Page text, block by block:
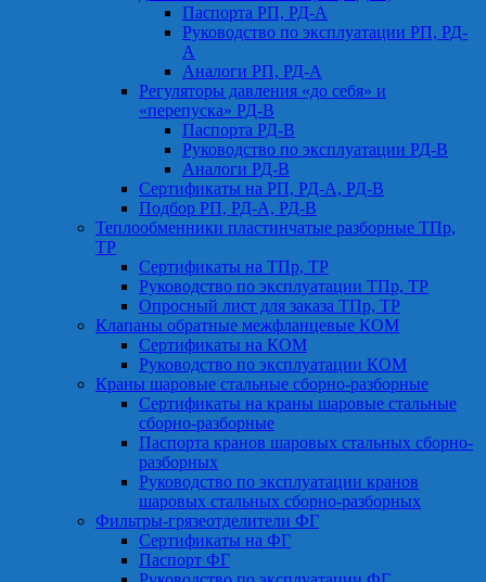
Паспорта РП, РД-А
Руководство по эксплуатации РП, РД-
А
Аналоги РП, РД-А
Регуляторы давления «до себя» и
«перепуска» РД-В
Паспорта РД-В
Руководство по эксплуатации РД-В
Аналоги РД-В
Сертификаты на РП, РД-А, РД-В
Подбор РП, РД-А, РД-В
Теплообменники пластинчатые разборные ТПр,
ТР
Сертификаты на ТПр, ТР
Руководство по эксплуатации ТПр, ТР
Опросный лист для заказа ТПр, ТР
Клапаны обратные межфланцевые КОМ
Сертификаты на КОМ
Руководство по эксплуатации КОМ
Краны шаровые стальные сборно-разборные
Сертификаты на краны шаровые стальные
сборно-разборные
Паспорта кранов шаровых стальных сборно-
разборных
Руководство по эксплуатации кранов
шаровых стальных сборно-разборных
Фильтры-грязеотделители ФГ
Сертификаты на ФГ
Паспорт ФГ